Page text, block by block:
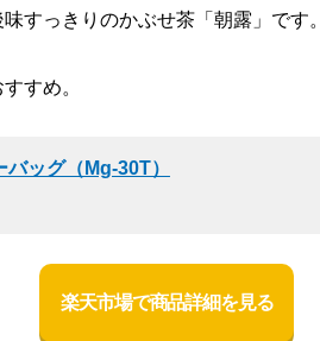
すっきりのかぶせ茶「朝露」です。
すめ。
ッグ（Mg-30T）
楽天市場で商品詳細を見る